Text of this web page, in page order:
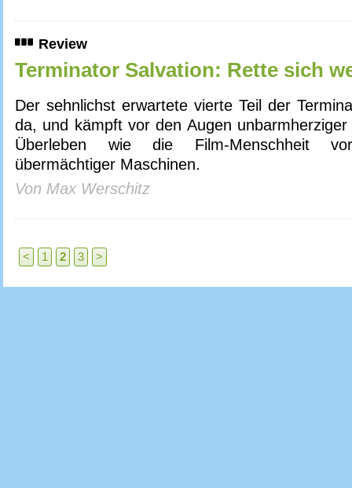
Review
Terminator Salvation: Rette sich
Der sehnlichst erwartete vierte Teil der
da, und kämpft vor den Augen
Überleben wie die Film-Menschheit
übermächtiger Maschinen.
Von Max Werschitz
< 1 2 3 >